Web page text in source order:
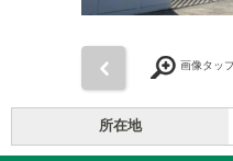
画像タッ
所在地